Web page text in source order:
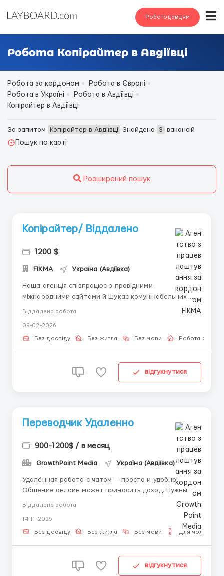
Роботодавцям
Робота Копірайтер в Авдіївці
Робота за кордоном
Робота в Європі
Робота в Україні
Робота в Авдіївці
Копірайтер в Авдіївці
За запитом Копірайтер в Авдіївці Знайдено 3
вакансій
Пошук по карті
Розширений пошук
Копірайтер/ Віддалено
1200 $
FIKMA Україна (Авдіївка)
Наша агенція співпрацює з провідними
міжнародними сайтами й шукає комунікабельних
співробітників для роботи в текстових чатах.Наші
(робота з телефона чи планшета
НЕМОЖЛИВА).Стабільний доступ до швидкісного
Віддалена робота
09-02-2026
Без досвіду Без житла Без мови Робота онлайн
відгукнутися
Переводчик Удаленно
900-1200$ / в месяц
GrowthPoint Media Україна (Авдіївка)
Удалённая работа с чатом — просто и удобно!
Общение онлайн может приносить доход. Нужны
информацию и советы -поддерживать позитивную
атмосферу. Мы гарантируем: ...
Віддалена робота
14-11-2025
Без досвіду Без житла Без мови Для чоловіків
відгукнутися